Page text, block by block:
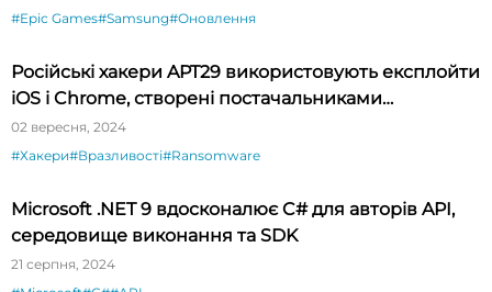
#Epic Games#Samsung#Оновлення
Російські хакери APT29 використовують експлойти
iOS і Chrome, створені постачальниками
шпигунського ПЗ
02 вересня, 2024
#Хакери#Вразливості#Ransomware
Microsoft .NET 9 вдосконалює C# для авторів API,
середовище виконання та SDK
21 серпня, 2024